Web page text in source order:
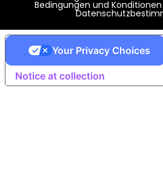
Bedingungen und Konditionen
Notice at collection
Your Privacy Choices